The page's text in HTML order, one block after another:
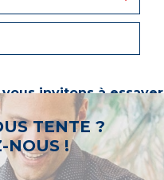
invitons à essayer
un « métier ».
TENTE ?
NOUS !